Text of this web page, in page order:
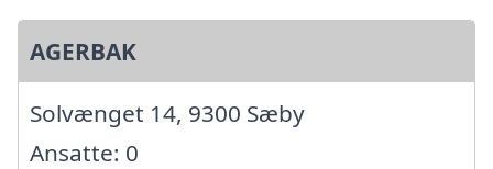
AGERBAK
Solvænget 14, 9300 Sæby
Ansatte: 0